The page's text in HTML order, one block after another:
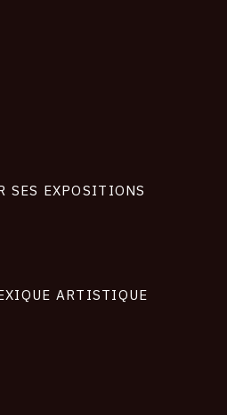
SES EXPOSITIONS
ARTISTIQUE